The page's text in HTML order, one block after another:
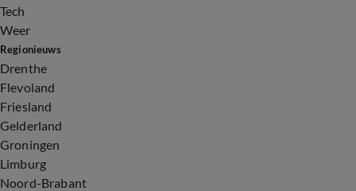
Tech
Weer
Regionieuws
Drenthe
Flevoland
Friesland
Gelderland
Groningen
Limburg
Noord-Brabant